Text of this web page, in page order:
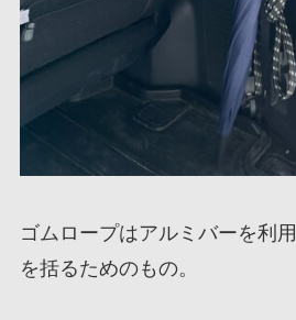
ゴムロープはアルミバーを利
を括るためのもの。